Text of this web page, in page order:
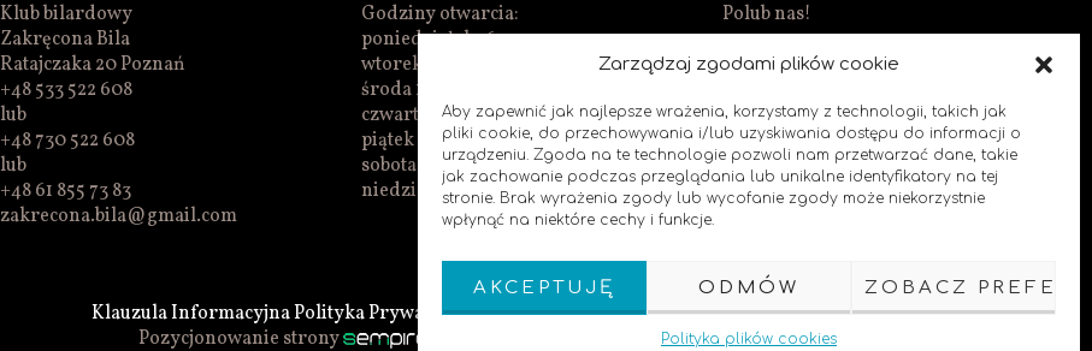
Zarządzaj zgodami plików cookie
Aby zapewnić jak najlepsze wrażenia, korzystamy z technologii, takich jak
pliki cookie, do przechowywania i/lub uzyskiwania dostępu do informacji o
urządzeniu. Zgoda na te technologie pozwoli nam przetwarzać dane, takie
jak zachowanie podczas przeglądania lub unikalne identyfikatory na tej
stronie. Brak wyrażenia zgody lub wycofanie zgody może niekorzystnie
wpłynąć na niektóre cechy i funkcje.
AKCEPTUJĘ ODMÓW ZOBACZ
Polityka plików cookies
Klub bilardowy
Zakręcona Bila
Ratajczaka 20 Poznań
+48 533 522 608
lub
+48 730 522 608
lub
+48 61 855 73 83
zakrecona.bila@gmail.com
Godziny otwarcia:
poniedziałek 16:00–01:00
wtorek 16:00–01:00
środa 16:00–01:00
czwartek 15:00–01:00
piątek 15:00–02:00
sobota 14:00–02:00
niedziela 14:00–00:00
Polub nas!
Klauzula InformacyjnaPolityka Prywatnosci
Pozycjonowanie strony